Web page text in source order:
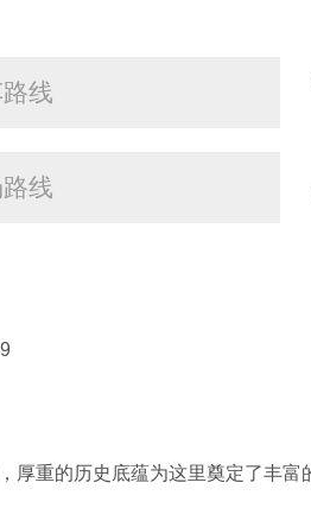
线
线
厚重的历史底蕴为这里奠定了丰富